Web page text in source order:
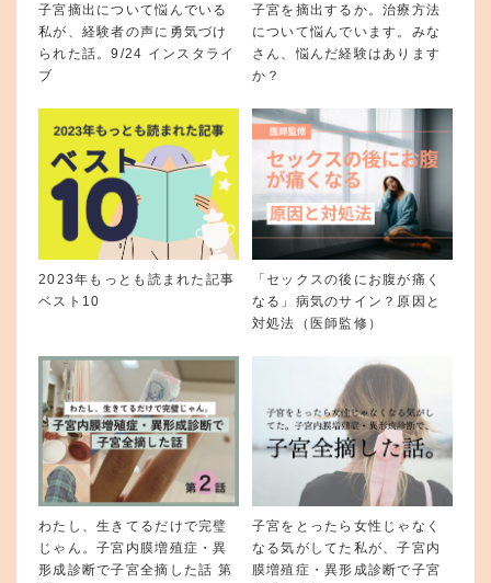
子宮摘出について悩んでいる
私が、経験者の声に勇気づけ
られた話。9/24 インスタライ
ブ
子宮を摘出するか。治療方法
について悩んでいます。みな
さん、悩んだ経験はあります
か？
2023年もっとも読まれた記事
ベスト10
「セックスの後にお腹が痛く
なる」病気のサイン？原因と
対処法（医師監修）
わたし、生きてるだけで完璧
じゃん。子宮内膜増殖症・異
形成診断で子宮全摘した話 第
子宮をとったら女性じゃなく
なる気がしてた私が、子宮内
膜増殖症・異形成診断で子宮